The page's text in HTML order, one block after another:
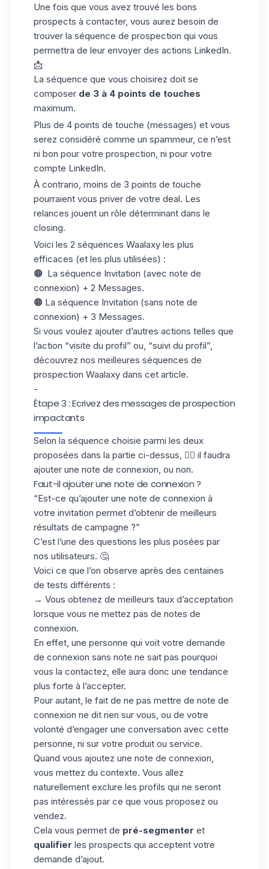
Une fois que vous avez trouvé les bons
prospects à contacter, vous aurez besoin de
trouver la séquence de prospection qui vous
permettra de leur envoyer des actions LinkedIn.
📩
La séquence que vous choisirez doit se
composer de 3 à 4 points de touches
maximum.
Plus de 4 points de touche (messages) et vous
serez considéré comme un spammeur, ce n’est
ni bon pour votre prospection, ni pour votre
compte LinkedIn.
À contrario, moins de 3 points de touche
pourraient vous priver de votre deal. Les
relances jouent un rôle déterminant dans le
closing.
Voici les 2 séquences Waalaxy les plus
efficaces (et les plus utilisées) :
🟠 La séquence Invitation (avec note de
connexion) + 2 Messages.
🟠 La séquence Invitation (sans note de
connexion) + 3 Messages.
Si vous voulez ajouter d’autres actions telles que
l’action “visite du profil” ou, “suivi du profil”,
découvrez nos meilleures séquences de
prospection Waalaxy dans cet article.
-
Étape 3 : Ecrivez des messages de prospection
impactants
Selon la séquence choisie parmi les deux
proposées dans la partie ci-dessus, 👆🏼 il faudra
ajouter une note de connexion, ou non.
Faut-il ajouter une note de connexion ?
“Est-ce qu’ajouter une note de connexion à
votre invitation permet d’obtenir de meilleurs
résultats de campagne ?”
C’est l’une des questions les plus posées par
nos utilisateurs. 🤔
Voici ce que l’on observe après des centaines
de tests différents :
→ Vous obtenez de meilleurs taux d’acceptation
lorsque vous ne mettez pas de notes de
connexion.
En effet, une personne qui voit votre demande
de connexion sans note ne sait pas pourquoi
vous la contactez, elle aura donc une tendance
plus forte à l’accepter.
Pour autant, le fait de ne pas mettre de note de
connexion ne dit rien sur vous, ou de votre
volonté d’engager une conversation avec cette
personne, ni sur votre produit ou service.
Quand vous ajoutez une note de connexion,
vous mettez du contexte. Vous allez
naturellement exclure les profils qui ne seront
pas intéressés par ce que vous proposez ou
vendez.
Cela vous permet de pré-segmenter et
qualifier les prospects qui acceptent votre
demande d’ajout.